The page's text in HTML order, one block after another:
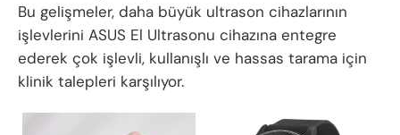
Bu gelişmeler, daha büyük ultrason cihazlarının
işlevlerini ASUS El Ultrasonu cihazına entegre
ederek çok işlevli, kullanışlı ve hassas tarama için
klinik talepleri karşılıyor.